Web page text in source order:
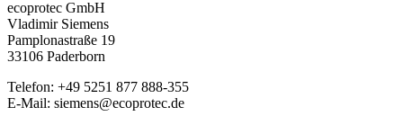
ecoprotec GmbH
Vladimir Siemens
Pamplonastraße 19
33106 Paderborn
Telefon: +49 5251 877 888-355
E-Mail: siemens@ecoprotec.de